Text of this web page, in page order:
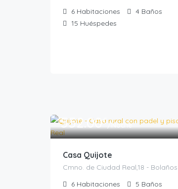
6 Habitaciones 4 Baños
15 Huéspedes
552.00€ /Noche
Casa Quijote
6 Habitaciones 5 Baños